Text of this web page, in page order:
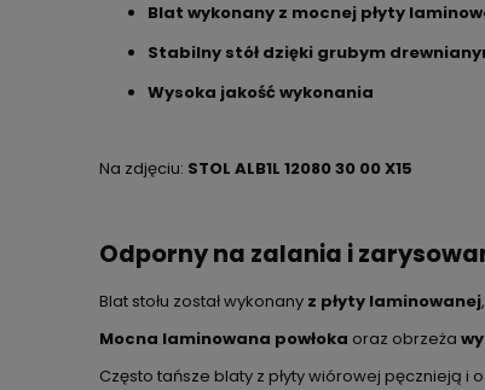
Blat wykonany z mocnej płyty
Stabilny stół dzięki grubym
Wysoka jakość wykonania
Na zdjęciu: STOL ALB1L 12080 30 00 X15
Odporny na zalania i
Blat stołu został wykonany z płyty laminowanej
Mocna laminowana powłoka oraz obrzeża
Często tańsze blaty z płyty wiórowej pęcznieją i